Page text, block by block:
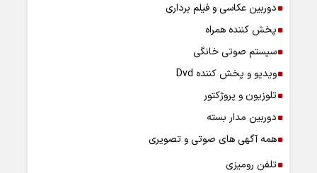
دوربین عکاسی و فیلم برداری
پخش کننده همراه
سیستم صوتی خانگی
ویدیو و پخش کننده Dvd
تلوزیون و پروژکتور
دوربین مدار بسته
همه آگهی های صوتی و تصویری
تلفن رومیزی